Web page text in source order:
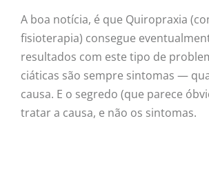
A boa notícia, é que Quiropraxia
fisioterapia) consegue
resultados com este tipo de
ciáticas são sempre sintomas —
causa. E o segredo (que parece
tratar a causa, e não os sintomas.